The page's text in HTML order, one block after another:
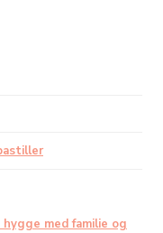
med familie og